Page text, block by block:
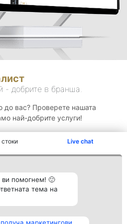
Live chat
ви помогнем! 🙂
тема на
- добрите в бранша.
до вас? Проверете нашата
най-добрите услуги!